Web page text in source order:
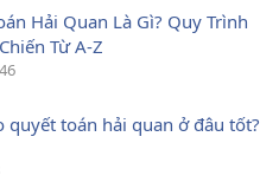
Hải Quan Là Gì? Quy Trình
Từ A-Z
quyết toán hải quan ở đâu tốt?